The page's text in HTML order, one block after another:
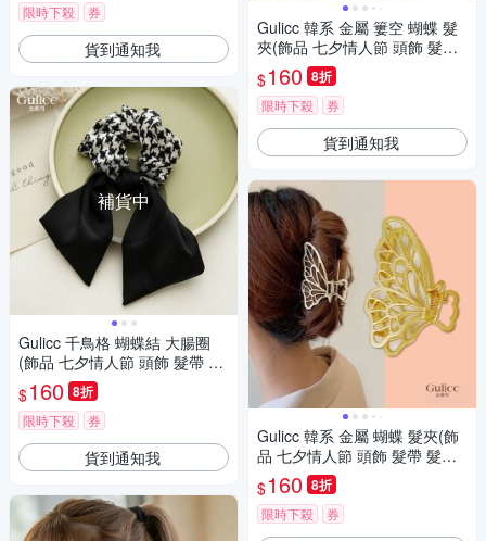
限時下殺 券
貨到通知我
補貨中
Gulicc 千鳥格 蝴蝶結 大腸圈
(飾品 七夕情人節 頭飾 髮帶 髮
箍 生日禮物 主題穿搭 約會 )
$160 8折
限時下殺 券
貨到通知我
Gulicc 韓系 金屬 簍空 蝴蝶 髮
夾(飾品 七夕情人節 頭飾 髮帶
髮箍 生日禮物 主題穿搭 約會 )
$160 8折
限時下殺 券
貨到通知我
Gulicc 韓系 金屬 蝴蝶 髮夾(飾
品 七夕情人節 頭飾 髮帶 髮箍
生日禮物 主題穿搭 約會 )
$160 8折
限時下殺 券